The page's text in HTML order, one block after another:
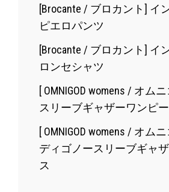
[Brocante / ブロカント] イ
ピエロパンツ
[Brocante / ブロカント] イ
ロンセシャツ
[ OMNIGOD womens / オム
スリーブギャザーワンピ
[ OMNIGOD womens / オム
ディゴノースリーブギャ
ス